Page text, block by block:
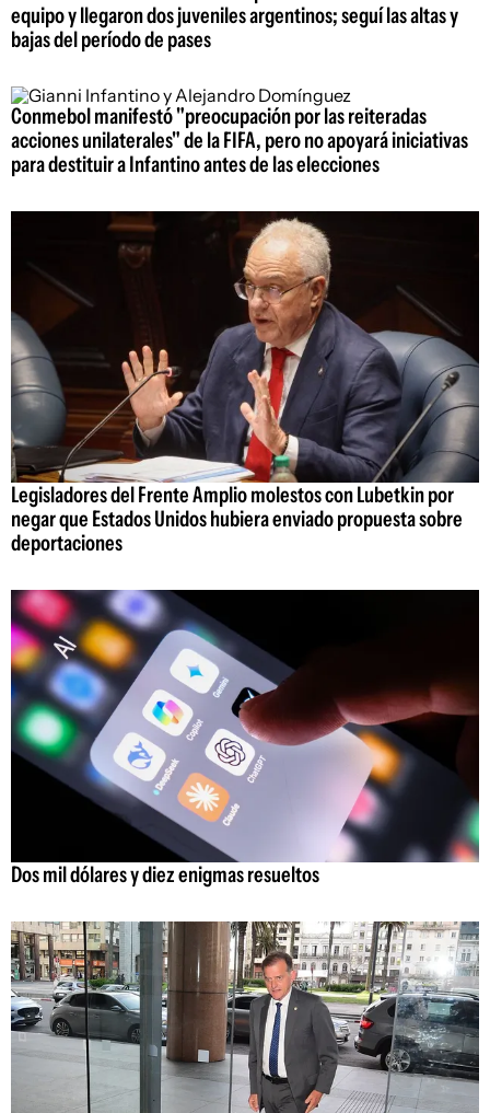
equipo y llegaron dos juveniles argentinos; seguí las altas y
bajas del período de pases
Conmebol manifestó "preocupación por las reiteradas
acciones unilaterales" de la FIFA, pero no apoyará iniciativas
para destituir a Infantino antes de las elecciones
Legisladores del Frente Amplio molestos con Lubetkin por
negar que Estados Unidos hubiera enviado propuesta sobre
deportaciones
Dos mil dólares y diez enigmas resueltos